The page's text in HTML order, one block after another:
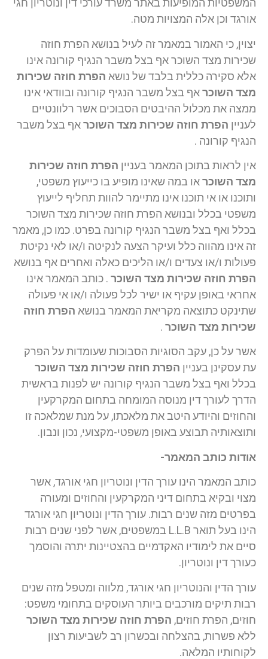
המשפטיות המופיעות באתר משרד עורכי דין ונוטריון חגי
אורגד וכן אלה המצויות מטה.
יצוין, כי האמור במאמר זה לעיל בנושא הפרת חוזה
שכירות מצד השוכר אף בצל משבר הנגיף קורונה אינו
אלא סקירה כללית בלבד של נושא הפרת חוזה שכירות
מצד השוכראף בצל משבר הנגיף קורונה ובוודאי אינו
ממצה את מכלול ההיבטים הסבוכים אשר רלוונטיים
לעניין הפרת חוזה שכירות מצד השוכראף בצל משבר
הנגיף קורונה .
אין לראות בתוכן המאמר בעניין הפרת חוזה שכירות
מצד השוכראו במה שאינו מופיע בו כייעוץ משפטי,
ותוכנו או אי תוכנו אינו מתיימר להוות תחליף לייעוץ
משפטי בכלל ובנושא הפרת חוזה שכירות מצד השוכר
בכלל ואף בצל משבר הנגיף קורונה בפרט. כמו כן, מאמר
זה אינו מהווה כלל ועיקר הצעה לנקיטה ו/או לאי נקיטת
פעולות ו/או צעדים ו/או הליכים כאלה ואחרים אף בנושא
הפרת חוזה שכירות מצד השוכר . כותב המאמר אינו
אחראי באופן עקיף או ישיר לכל פעולה ו/או אי פעולה
שתינקט כתוצאה מקריאת המאמר בנושא הפרת חוזה
שכירות מצד השוכר .
אשר על כן, עקב הסוגיות הסבוכות שעומדות על הפרק
עת עסקינן בעניין הפרת חוזה שכירות מצד השוכר
בכלל ואף בצל משבר הנגיף קורונה יש לפנות בראשית
הדרך לעורך דין מנוסה המומחה בתחום המקרקעין
והחוזים והיודע היטב את מלאכתו, על מנת שמלאכה זו
ותוצאותיה תבוצע באופן משפטי-מקצועי, נכון ונבון.
אודות כותב המאמר-
כותב המאמר הינו עורך הדין ונוטריון חגי אורגד, אשר
מצוי ובקיא בתחום דיני המקרקעין והחוזים ומעורה
בפרטים מזה שנים רבות. עורך הדין ונוטריון חגי אורגד
הינו בעל תואר L.L.B במשפטים, אשר לפני שנים רבות
סיים את לימודיו האקדמיים בהצטיינות יתרה והוסמך
כעורך דין ונוטריון.
עורך הדין והנוטריון חגי אורגד, מלווה ומטפל מזה שנים
רבות תיקים מורכבים ביותר העוסקים בתחומי משפט:
חוזים, הפרת חוזים, הפרת חוזה שכירות מצד השוכר
ללא פשרות, בהצלחה ובכשרון רב לשביעות רצון
לקוחותיו המלאה.